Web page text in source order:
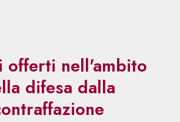
offerti nell'ambito
difesa dalla